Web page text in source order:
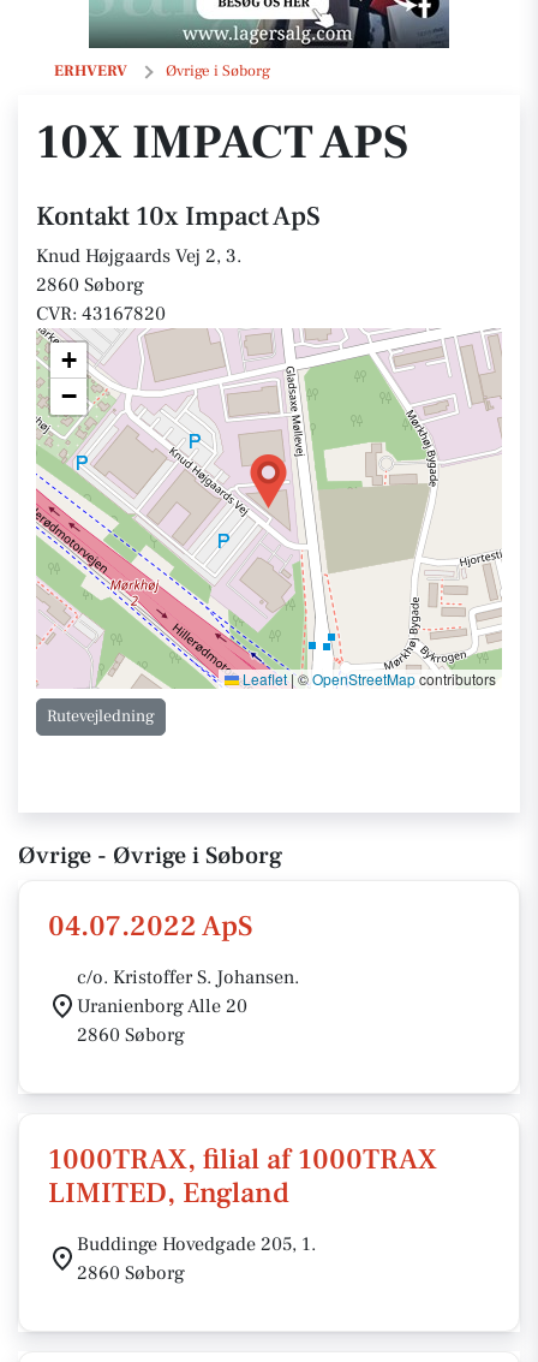
ERHVERV Øvrige i Søborg
10x Impact ApS
10X IMPACT APS
Kontakt 10x Impact ApS
Knud Højgaards Vej 2, 3.
2860 Søborg
CVR: 43167820
+
−
Leaflet |©OpenStreetMapcontributors
Rutevejledning
Øvrige - Øvrige i Søborg
04.07.2022 ApS
c/o. Kristoffer S. Johansen.
Uranienborg Alle 20
2860 Søborg
1000TRAX, filial af 1000TRAX
LIMITED, England
Buddinge Hovedgade 205, 1.
2860 Søborg